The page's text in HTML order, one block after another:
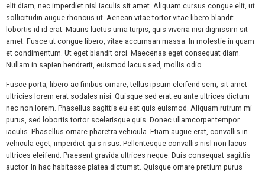
elit diam, nec imperdiet nisl iaculis sit amet. Aliquam cursus congue elit, ut
sollicitudin augue rhoncus ut. Aenean vitae tortor vitae libero blandit
lobortis id id erat. Mauris luctus urna turpis, quis viverra nisi dignissim sit
amet. Fusce ut congue libero, vitae accumsan massa. In molestie in quam
et condimentum. Ut eget blandit orci. Maecenas eget consequat diam.
Nullam in sapien hendrerit, euismod lacus sed, mollis odio.
Fusce porta, libero ac finibus ornare, tellus ipsum eleifend sem, sit amet
ultricies lorem erat sodales nisi. Quisque sed erat eu ante ultrices dictum
nec non lorem. Phasellus sagittis eu est quis euismod. Aliquam rutrum mi
purus, sed lobortis tortor scelerisque quis. Donec ullamcorper tempor
iaculis. Phasellus ornare pharetra vehicula. Etiam augue erat, convallis in
vehicula eget, imperdiet quis risus. Pellentesque convallis nisl non lacus
ultrices eleifend. Praesent gravida ultrices neque. Duis consequat sagittis
auctor. In hac habitasse platea dictumst. Quisque ornare pretium purus